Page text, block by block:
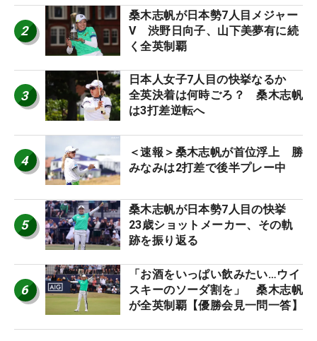
2
桑木志帆が日本勢7人目メジャー
V 渋野日向子、山下美夢有に続
く全英制覇
3
日本人女子7人目の快挙なるか
全英決着は何時ごろ？ 桑木志帆
は3打差逆転へ
4
＜速報＞桑木志帆が首位浮上 勝
みなみは2打差で後半プレー中
5
桑木志帆が日本勢7人目の快挙
23歳ショットメーカー、その軌
跡を振り返る
6
「お酒をいっぱい飲みたい…ウイ
スキーのソーダ割を」 桑木志帆
が全英制覇【優勝会見一問一答】